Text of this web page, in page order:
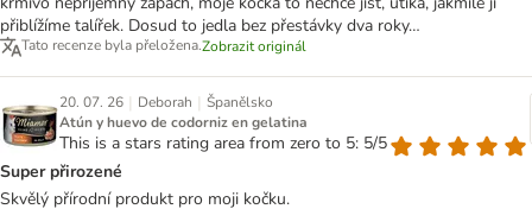
přiblížíme talířek. Dosud to jedla bez přestávky dva roky…
Tato recenze byla přeložena.Zobrazit originál
20. 07. 26 | Deborah | Španělsko
Atún y huevo de codorniz en gelatina
This is a stars rating area from zero to 5: 5/5
Super přirozené
Skvělý přírodní produkt pro moji kočku.